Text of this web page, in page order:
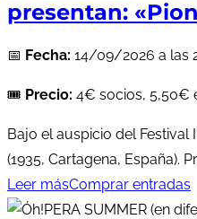
presentan:
📅 Fecha: 14/09/2026 a las
🎟️ Precio: 4€ socios, 5,50€
Bajo el auspicio del Festival
(1935, Cartagena, España).
Leer másComprar entradas